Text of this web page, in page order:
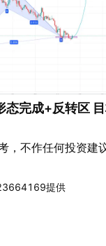
态完成+反转区
，不作任何投资建议
提供